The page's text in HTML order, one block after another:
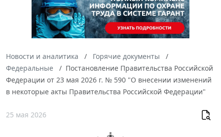
Новости и аналитика
Горячие документы
Федеральные
Постановление Правительства Российской
Федерации от 23 мая 2026 г. № 590 "О внесении изменений
в некоторые акты Правительства Российской Федерации"
25 мая 2026